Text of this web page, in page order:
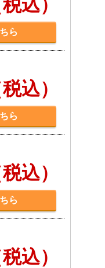
込）
ら
込）
ら
込）
ら
込）